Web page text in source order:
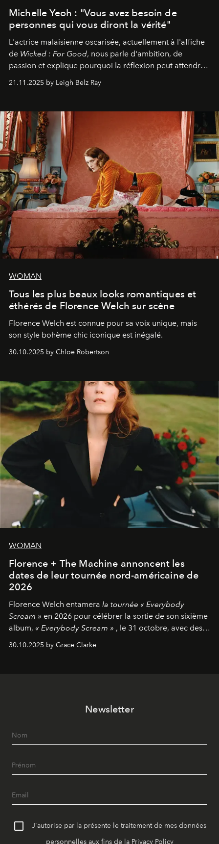
Michelle Yeoh : "Vous avez besoin de
personnes qui vous diront la vérité"
L'actrice malaisienne oscarisée, actuellement à l'affiche
de Wicked : For Good, nous parle d'ambition, de
passion et explique pourquoi la réflexion peut attendre.
personnage qui dit : 'C'est mon désir, mon ambition, ma
21.11.2025 by Leigh Belz Ray
WOMAN
Tous les plus beaux looks romantiques et
éthérés de Florence Welch sur scène
Florence Welch est connue pour sa voix unique, mais
son style bohème chic iconique est inégalé.
30.10.2025 by Chloe Robertson
WOMAN
Florence + The Machine annoncent les
dates de leur tournée nord-américaine de
2026
Florence Welch entamera la tournée « Everybody
Scream » en 2026 pour célébrer la sortie de son sixième
album, « Everybody Scream » , le 31 octobre, avec des
30.10.2025 by Grace Clarke
Newsletter
J'autorise par la présente le traitement de mes données
personnelles aux fins de la Privacy Policy